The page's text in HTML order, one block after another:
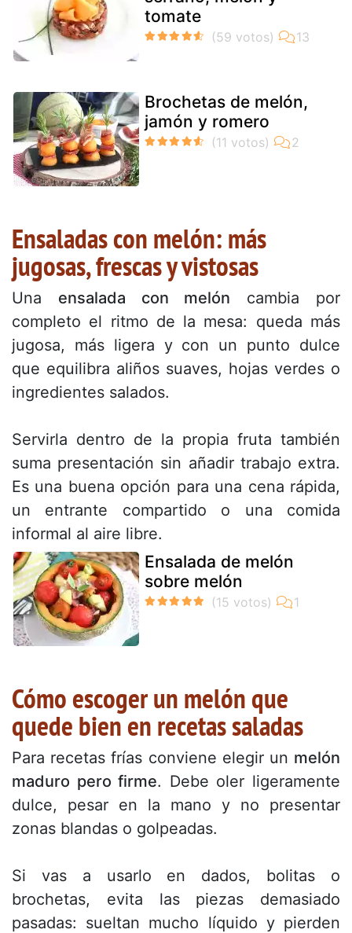
tomate
Brochetas de melón,
jamón y romero
Ensaladas con melón: más
jugosas, frescas y vistosas
Una ensalada con melón cambia por
completo el ritmo de la mesa: queda más
jugosa, más ligera y con un punto dulce
que equilibra aliños suaves, hojas verdes o
ingredientes salados.
Servirla dentro de la propia fruta también
suma presentación sin añadir trabajo extra.
Es una buena opción para una cena rápida,
un entrante compartido o una comida
informal al aire libre.
Ensalada de melón
sobre melón
Cómo escoger un melón que
quede bien en recetas saladas
Para recetas frías conviene elegir un melón
maduro pero firme. Debe oler ligeramente
dulce, pesar en la mano y no presentar
zonas blandas o golpeadas.
Si vas a usarlo en dados, bolitas o
brochetas, evita las piezas demasiado
pasadas: sueltan mucho líquido y pierden